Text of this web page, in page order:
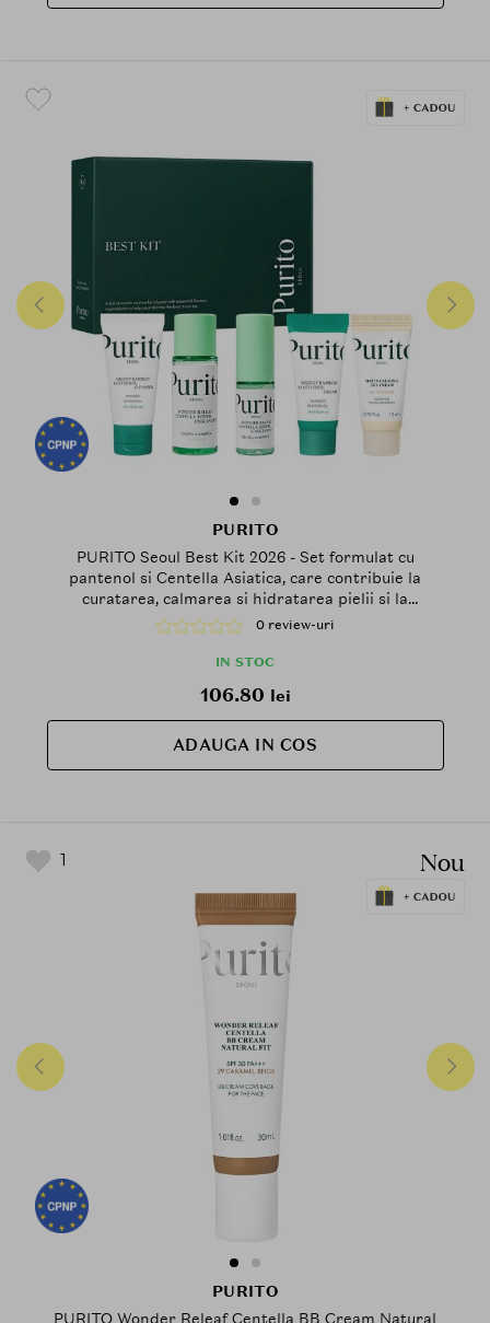
PURITO
PURITO Seoul Best Kit 2026 - Set formulat cu
pantenol si Centella Asiatica, care contribuie la
curatarea, calmarea si hidratarea pielii si la
metinerea barierei naturale a pielii
0 review-uri
IN STOC
106.80 lei
ADAUGA IN COS
1 Nou
PURITO
PURITO Wonder Releaf Centella BB Cream Natural